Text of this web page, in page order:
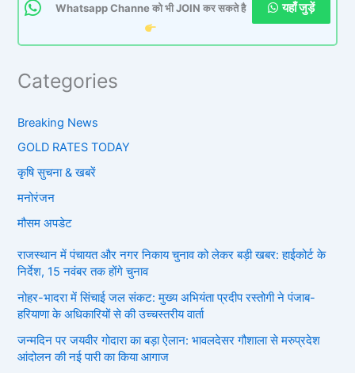
Whatsapp Channe को भी JOIN कर सकते है
यहाँ जुड़ें
Categories
Breaking News
GOLD RATES TODAY
कृषि सुचना & खबरें
मनोरंजन
मौसम अपडेट
राजस्थान में पंचायत और नगर निकाय चुनाव को लेकर बड़ी खबर: हाईकोर्ट के
निर्देश, 15 नवंबर तक होंगे चुनाव
नोहर-भादरा में सिंचाई जल संकट: मुख्य अभियंता प्रदीप रस्तोगी ने पंजाब-
हरियाणा के अधिकारियों से की उच्चस्तरीय वार्ता
जन्मदिन पर जयवीर गोदारा का बड़ा ऐलान: भावलदेसर गौशाला से मरुप्रदेश
आंदोलन की नई पारी का किया आगाज